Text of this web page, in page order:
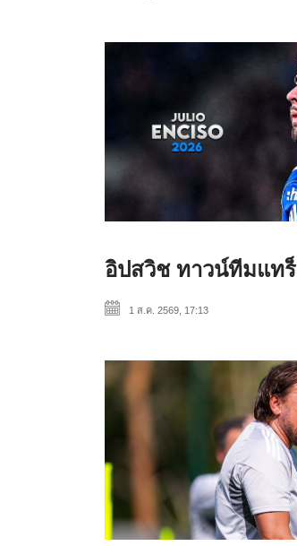
อิปสวิช ทาวน์ทีมแทร็
1 ส.ค. 2569, 17:13